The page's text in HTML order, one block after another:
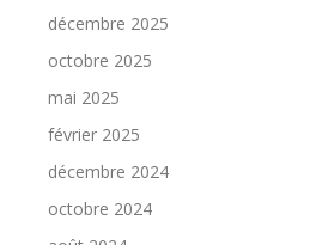
décembre 2025
octobre 2025
mai 2025
février 2025
décembre 2024
octobre 2024